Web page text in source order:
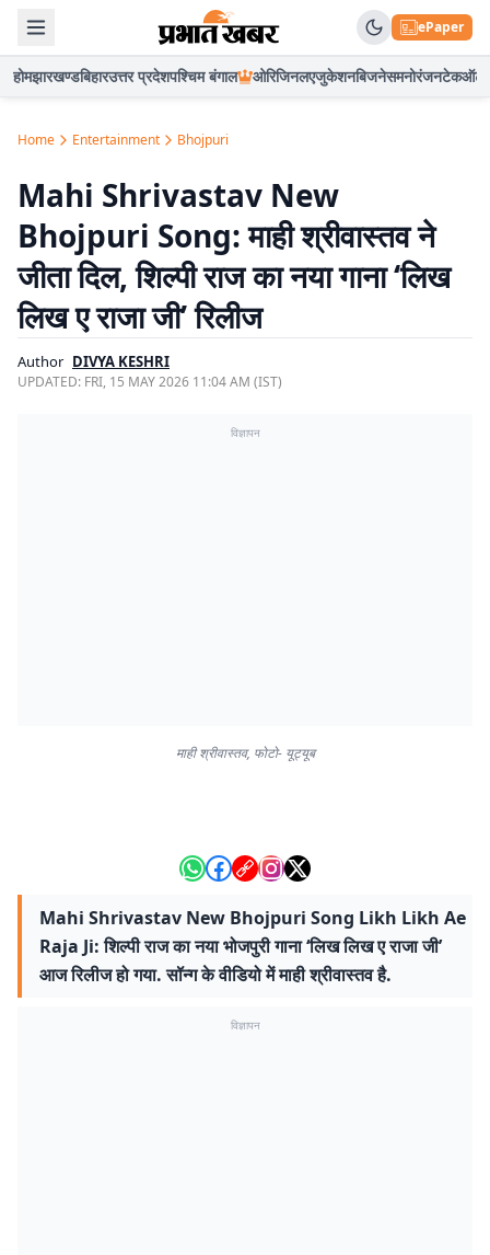
ePaper
होमझारखण्डबिहारउत्तर प्रदेशपश्चिम बंगाल ओरिजिनलएजुकेशनबिजनेसमनोरंजनटेकऑटो
Home Entertainment Bhojpuri
Mahi Shrivastav New
Bhojpuri Song: माही श्रीवास्तव ने
जीता दिल, शिल्पी राज का नया गाना ‘लिख
लिख ए राजा जी’ रिलीज
Author DIVYA KESHRI
UPDATED: FRI, 15 MAY 2026 11:04 AM (IST)
विज्ञापन
माही श्रीवास्तव, फोटो- यूट्यूब
Mahi Shrivastav New Bhojpuri Song Likh Likh Ae
Raja Ji: शिल्पी राज का नया भोजपुरी गाना ‘लिख लिख ए राजा जी’
आज रिलीज हो गया. सॉन्ग के वीडियो में माही श्रीवास्तव है.
विज्ञापन